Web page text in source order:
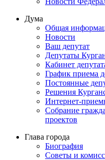
Дума
Общая
Новости
Ваш депутат
Депутаты
Кабинет
График приема
Постоянные
Решения
Интернет-
Собрание
проектов
Глава города
Биография
Советы и